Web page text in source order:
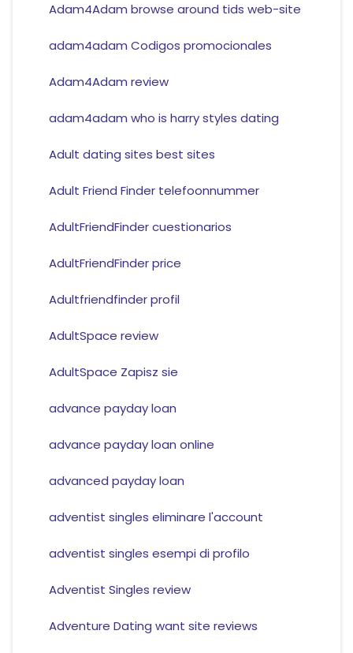
Adam4Adam browse around tids web-site
adam4adam Codigos promocionales
Adam4Adam review
adam4adam who is harry styles dating
Adult dating sites best sites
Adult Friend Finder telefoonnummer
AdultFriendFinder cuestionarios
AdultFriendFinder price
Adultfriendfinder profil
AdultSpace review
AdultSpace Zapisz sie
advance payday loan
advance payday loan online
advanced payday loan
adventist singles eliminare l'account
adventist singles esempi di profilo
Adventist Singles review
Adventure Dating want site reviews